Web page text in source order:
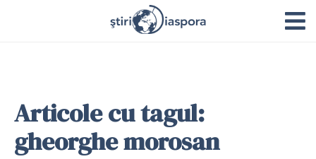
Articole cu tagul:
gheorghe morosan